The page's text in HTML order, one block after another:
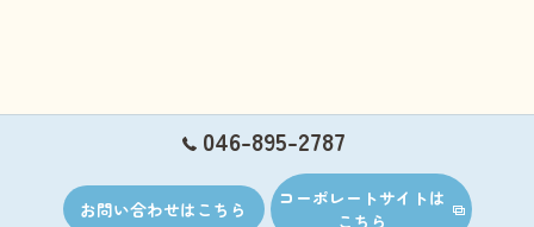
046-895-2787
お問い合わせはこちら
コーポレートサイトは
こちら